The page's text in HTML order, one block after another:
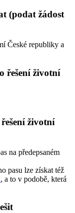
(podat žádost
České republiky a
řešení životní
životní
na předepsaném
pasu lze získat též
, a to v podobě, která